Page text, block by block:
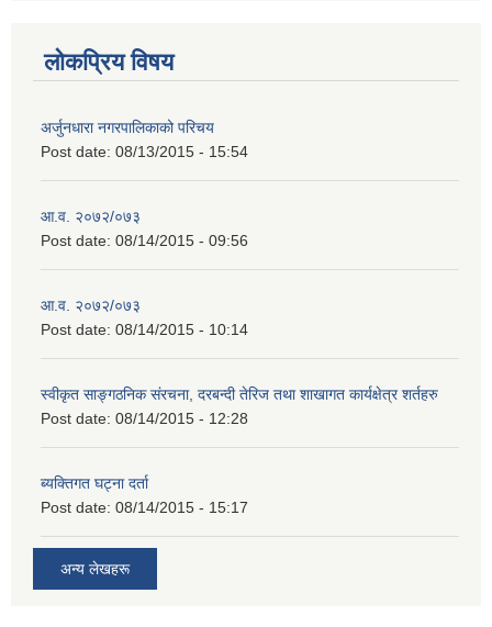
लोकप्रिय विषय
अर्जुनधारा नगरपालिकाको परिचय
Post date: 08/13/2015 - 15:54
आ.व. २०७२/०७३
Post date: 08/14/2015 - 09:56
आ.व. २०७२/०७३
Post date: 08/14/2015 - 10:14
स्वीकृत साङ्गठनिक संरचना, दरबन्दी तेरिज तथा शाखागत कार्यक्षेत्र शर्तहरु
Post date: 08/14/2015 - 12:28
ब्यक्तिगत घट्ना दर्ता
Post date: 08/14/2015 - 15:17
अन्य लेखहरू